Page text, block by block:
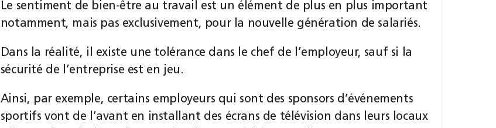
Le sentiment de bien-être au travail est un élément de plus en plus important
notamment, mais pas exclusivement, pour la nouvelle génération de salariés.
Dans la réalité, il existe une tolérance dans le chef de l’employeur, sauf si la
sécurité de l’entreprise est en jeu.
Ainsi, par exemple, certains employeurs qui sont des sponsors d’événements
sportifs vont de l’avant en installant des écrans de télévision dans leurs locaux